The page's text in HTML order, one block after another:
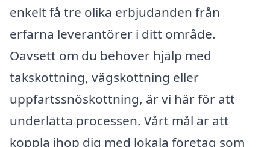
enkelt få tre olika erbjudanden från
erfarna leverantörer i ditt område.
Oavsett om du behöver hjälp med
takskottning, vägskottning eller
uppfartssnöskottning, är vi här för att
underlätta processen. Vårt mål är att
koppla ihop dig med lokala företag som